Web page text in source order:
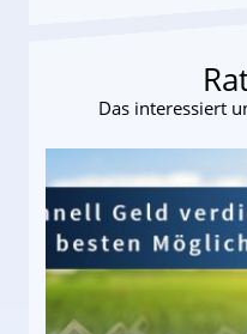
Das interessiert